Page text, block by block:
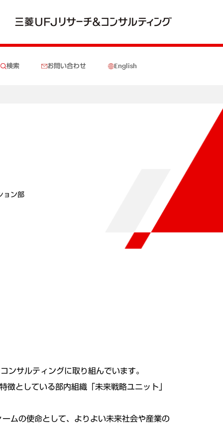
検索 お問い合わせ English
ョン部
ンサルティングに取り組んでいます。
としている部内組織「未来戦略ユニット」
ムの使命として、よりよい未来社会や産業の